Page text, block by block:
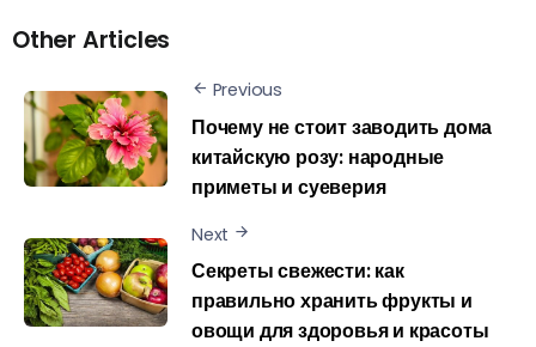
Other Articles
Previous
Почему не стоит заводить дома
китайскую розу: народные
приметы и суеверия
Next
Секреты свежести: как
правильно хранить фрукты и
овощи для здоровья и красоты